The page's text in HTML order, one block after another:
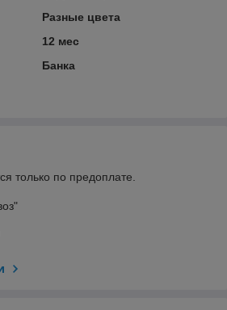
Разные цвета
12 мес
Банка
только по предоплате.